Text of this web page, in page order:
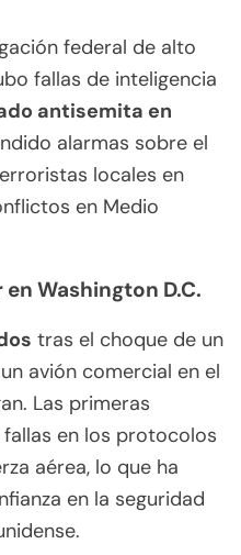
federal de alto
fallas de inteligencia
antisemita en
alarmas sobre el
locales en
en Medio
Washington D.C.
tras el choque de un
avión comercial en el
Las primeras
en los protocolos
aérea, lo que ha
en la seguridad